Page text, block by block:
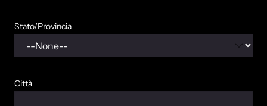
Stato/Provincia
Città